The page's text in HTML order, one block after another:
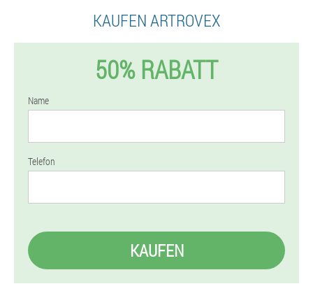
KAUFEN ARTROVEX
50% RABATT
Name
Telefon
KAUFEN